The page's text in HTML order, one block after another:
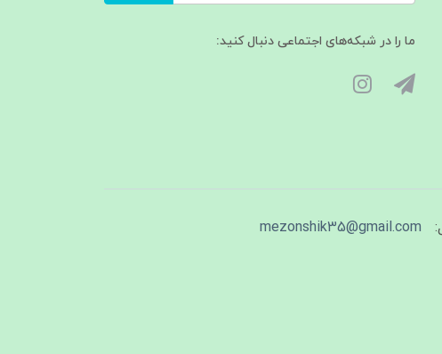
ما را در شبکه‌های اجتماعی دنبال کنید:
mezonshik35@gmail.com